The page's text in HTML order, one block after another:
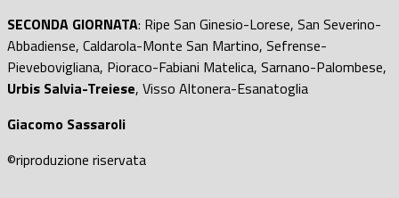
SECONDA GIORNATA: Ripe San Ginesio-Lorese, San Severino-
Abbadiense, Caldarola-Monte San Martino, Sefrense-
Pievebovigliana, Pioraco-Fabiani Matelica, Sarnano-Palombese,
Urbis Salvia-Treiese, Visso Altonera-Esanatoglia
Giacomo Sassaroli
©riproduzione riservata